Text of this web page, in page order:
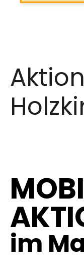
Aktion
im